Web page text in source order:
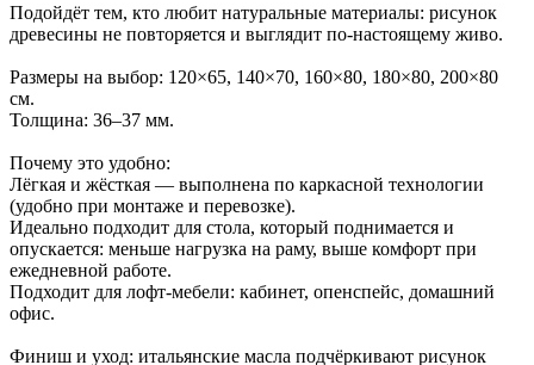
Подойдёт тем, кто любит натуральные материалы: рисунок
древесины не повторяется и выглядит по‑настоящему живо.
Размеры на выбор: 120×65, 140×70, 160×80, 180×80, 200×80
см.
Толщина: 36–37 мм.
Почему это удобно:
Лёгкая и жёсткая — выполнена по каркасной технологии
(удобно при монтаже и перевозке).
Идеально подходит для стола, который поднимается и
опускается: меньше нагрузка на раму, выше комфорт при
ежедневной работе.
Подходит для лофт‑мебели: кабинет, опенспейс, домашний
офис.
Финиш и уход: итальянские масла подчёркивают рисунок